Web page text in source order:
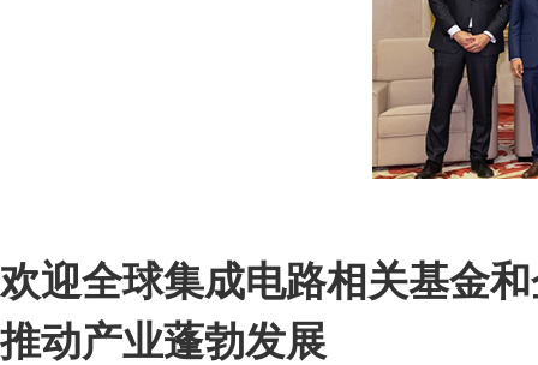
欢迎全球集成电路相关基金
推动产业蓬勃发展